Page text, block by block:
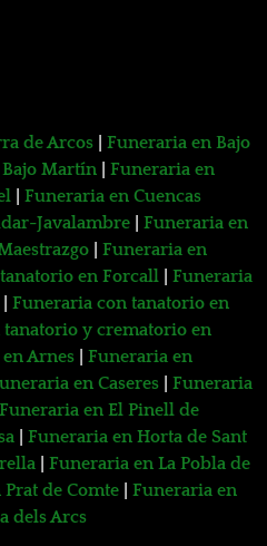
de Arcos
Funeraria en Bajo
Martín
Funeraria en
Funeraria en Cuencas
Javalambre| Funeraria en
Funeraria en
en Forcall
Funeraria
Funeraria con tanatorio en
y crematorio en
Arnes| Funeraria en
en Caseres
Funeraria
Funeraria en El Pinell de
Funeraria en Horta de Sant
Funeraria en La Pobla de
de Comte
Funeraria en
dels Arcs